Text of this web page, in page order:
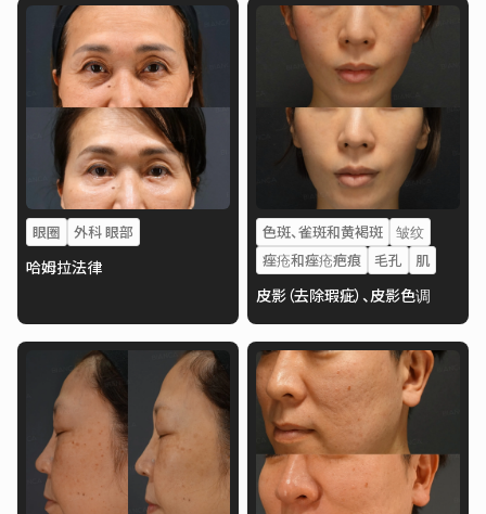
眼圈 外科 眼部
哈姆拉法律
色斑、雀斑和黄褐斑
皱纹
痤疮和痤疮疤痕
毛孔 肌
皮影（去除瑕疵）、皮影色调